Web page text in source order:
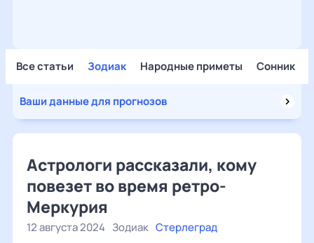
Все статьи Зодиак Народные приметы Сонник
Ваши данные для прогнозов
Астрологи рассказали, кому
повезет во время ретро-
Меркурия
12 августа 2024 Зодиак Стерлеград